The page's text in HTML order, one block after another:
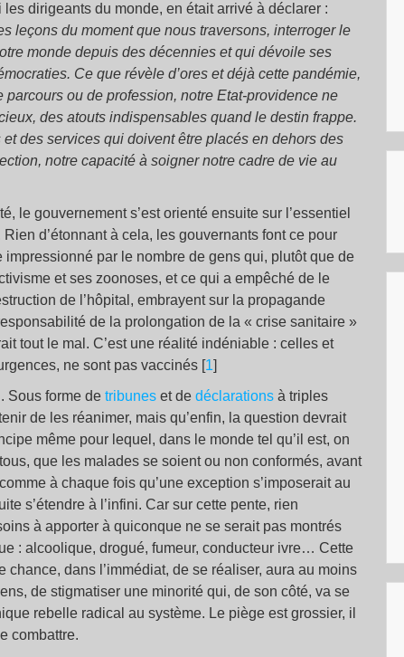
dirigeants du monde, en était arrivé à déclarer :
leçons du moment que nous traversons, interroger le
monde depuis des décennies et qui dévoile ses
Ce que révèle d’ores et déjà cette pandémie,
ou de profession, notre Etat-providence ne
des atouts indispensables quand le destin frappe.
des services qui doivent être placés en dehors des
notre capacité à soigner notre cadre de vie au
le gouvernement s’est orienté ensuite sur l’essentiel
d’étonnant à cela, les gouvernants font ce pour
par le nombre de gens qui, plutôt que de
et ses zoonoses, et ce qui a empêché de le
de l’hôpital, embrayent sur la propagande
de la prolongation de la « crise sanitaire »
tout le mal. C’est une réalité indéniable : celles et
ne sont pas vaccinés [1]
Sous forme de tribunes et de déclarations à triples
de les réanimer, mais qu’enfin, la question devrait
même pour lequel, dans le monde tel qu’il est, on
que les malades se soient ou non conformés, avant
à chaque fois qu’une exception s’imposerait au
s’étendre à l’infini. Car sur cette pente, rien
à apporter à quiconque ne se serait pas montrés
: alcoolique, drogué, fumeur, conducteur ivre… Cette
dans l’immédiat, de se réaliser, aura au moins
de stigmatiser une minorité qui, de son côté, va se
rebelle radical au système. Le piège est grossier, il
combattre.